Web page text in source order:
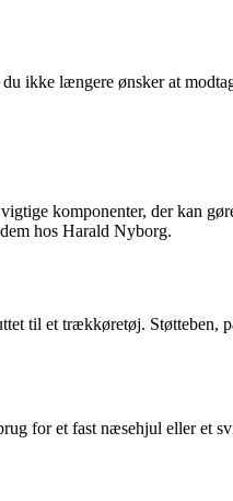
ikke længere ønsker at
komponenter, der kan
hos Harald Nyborg.
til et trækkøretøj. Støtteben,
for et fast næsehjul eller et